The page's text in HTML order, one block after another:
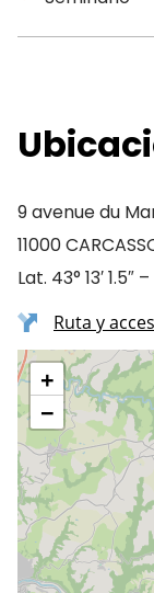
9 avenue du
11000
Lat. 43° 13′ 1.5″
Ruta y
+
−